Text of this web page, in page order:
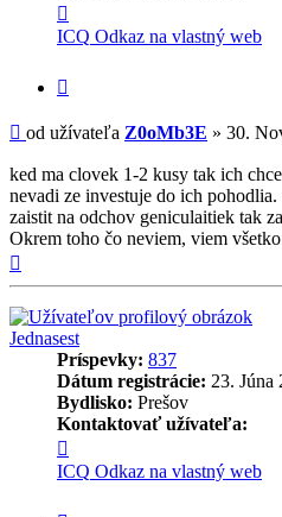
informácie
užívateľa
Z0oMb3E
ICQ Odkaz na vlastný web
Príspevok
od užívateľa Z0oMb3E » 30.
ked ma clovek 1-2 kusy tak ich
nevadi ze investuje do ich
zaistit na odchov geniculaitiek tak
Okrem toho čo neviem, viem
Jednasest
Príspevky: 837
Dátum registrácie: 23. Júna
Bydlisko: Prešov
Kontaktovať užívateľa:
informácie
užívateľa
ICQ Odkaz na vlastný web